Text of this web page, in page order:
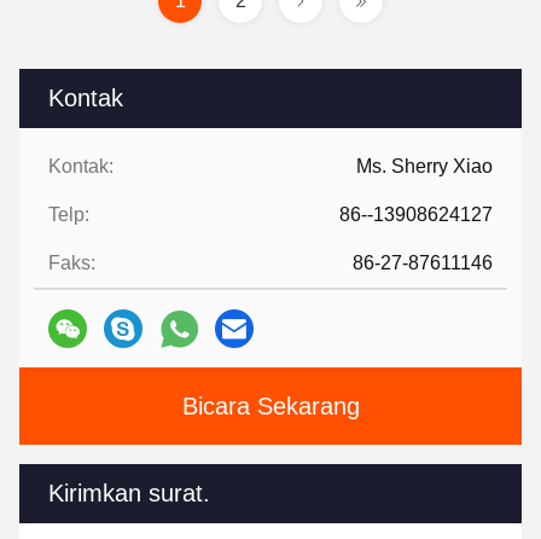
Kontak
Kontak: Ms. Sherry Xiao
Telp: 86--13908624127
Faks: 86-27-87611146
Bicara Sekarang
Kirimkan surat.